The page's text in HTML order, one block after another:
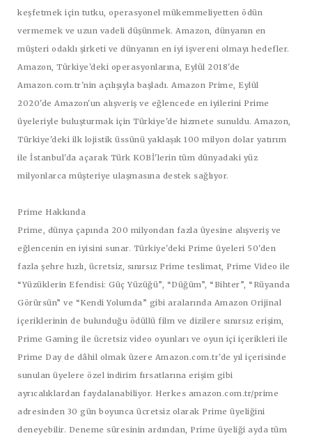
keşfetmek için tutku, operasyonel mükemmeliyetten ödün
vermemek ve uzun vadeli düşünmek. Amazon, dünyanın en
müşteri odaklı şirketi ve dünyanın en iyi işvereni olmayı hedefler.
Amazon, Türkiye'deki operasyonlarına, Eylül 2018'de
Amazon.com.tr'nin açılışıyla başladı. Amazon Prime, Eylül
2020'de Amazon'un alışveriş ve eğlencede en iyilerini Prime
üyeleriyle buluşturmak için Türkiye'de hizmete sunuldu. Amazon,
Türkiye'deki ilk lojistik üssünü yaklaşık 100 milyon dolar yatırım
ile İstanbul'da açarak Türk KOBİ'lerin tüm dünyadaki yüz
milyonlarca müşteriye ulaşmasına destek sağlıyor.
Prime Hakkında
Prime, dünya çapında 200 milyondan fazla üyesine alışveriş ve
eğlencenin en iyisini sunar. Türkiye'deki Prime üyeleri 50'den
fazla şehre hızlı, ücretsiz, sınırsız Prime teslimat, Prime Video ile
“Yüzüklerin Efendisi: Güç Yüzüğü”, “Düğüm”, “Bihter”, “Rüyanda
Görürsün” ve “Kendi Yolumda” gibi aralarında Amazon Orijinal
içeriklerinin de bulunduğu ödüllü film ve dizilere sınırsız erişim,
Prime Gaming ile ücretsiz video oyunları ve oyun içi içerikleri ile
Prime Day de dâhil olmak üzere Amazon.com.tr'de yıl içerisinde
sunulan üyelere özel indirim fırsatlarına erişim gibi
ayrıcalıklardan faydalanabiliyor. Herkes amazon.com.tr/prime
adresinden 30 gün boyunca ücretsiz olarak Prime üyeliğini
deneyebilir. Deneme süresinin ardından, Prime üyeliği ayda tüm